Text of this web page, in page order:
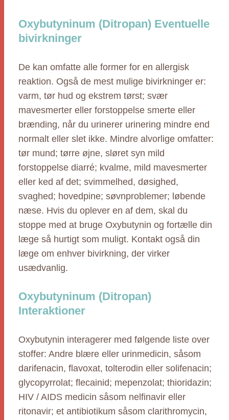
Oxybutyninum (Ditropan) Eventuelle
bivirkninger
De kan omfatte alle former for en allergisk
reaktion. Også de mest mulige bivirkninger er:
varm, tør hud og ekstrem tørst; svær
mavesmerter eller forstoppelse smerte eller
brænding, når du urinerer urinering mindre end
normalt eller slet ikke. Mindre alvorlige omfatter:
tør mund; tørre øjne, sløret syn mild
forstoppelse diarré; kvalme, mild mavesmerter
eller ked af det; svimmelhed, døsighed,
svaghed; hovedpine; søvnproblemer; løbende
næse. Hvis du oplever en af dem, skal du
stoppe med at bruge Oxybutynin og fortælle din
læge så hurtigt som muligt. Kontakt også din
læge om enhver bivirkning, der virker
usædvanlig.
Oxybutyninum (Ditropan)
Interaktioner
Oxybutynin interagerer med følgende liste over
stoffer: Andre blære eller urinmedicin, såsom
darifenacin, flavoxat, tolterodin eller solifenacin;
glycopyrrolat; flecainid; mepenzolat; thioridazin;
HIV / AIDS medicin såsom nelfinavir eller
ritonavir; et antibiotikum såsom clarithromycin,